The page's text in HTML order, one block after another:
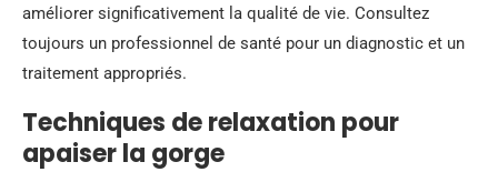
améliorer significativement la qualité de vie. Consultez
toujours un professionnel de santé pour un diagnostic et un
traitement appropriés.
Techniques de relaxation pour
apaiser la gorge